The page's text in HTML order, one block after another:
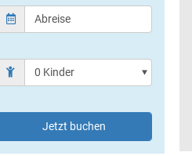
Jetzt buchen